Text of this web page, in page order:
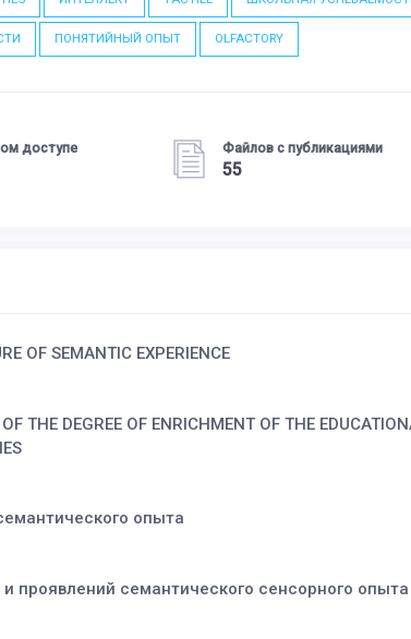
ПОНЯТИЙНЫЙ ОПЫТ OLFACTORY
доступе Файлов с публикациями
55
OF SEMANTIC EXPERIENCE
THE DEGREE OF ENRICHMENT OF THE
опыта
проявлений семантического сенсорного